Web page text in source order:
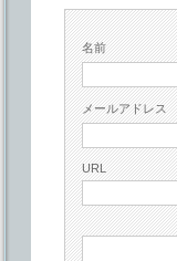
名前
メールアドレス
URL